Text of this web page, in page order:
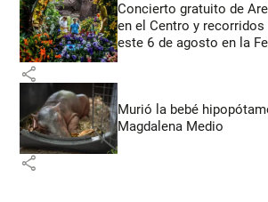
Concierto gratuito de
en el Centro y recorridos
este 6 de agosto en la
share
Murió la bebé
Magdalena Medio
share